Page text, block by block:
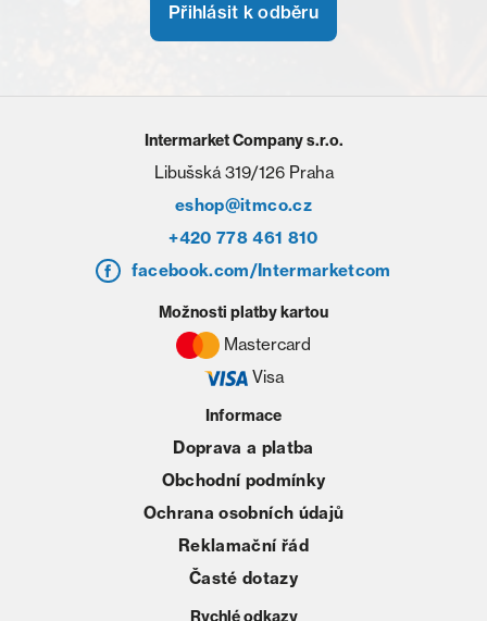
Přihlásit k odběru
Intermarket Company s.r.o.
Libušská 319/126 Praha
eshop@itmco.cz
+420 778 461 810
facebook.com/Intermarketcom
Informace
Doprava a platba
Obchodní podmínky
Ochrana osobních údajů
Reklamační řád
Časté dotazy
Rychlé odkazy
Možnosti platby kartou
Mastercard
Visa